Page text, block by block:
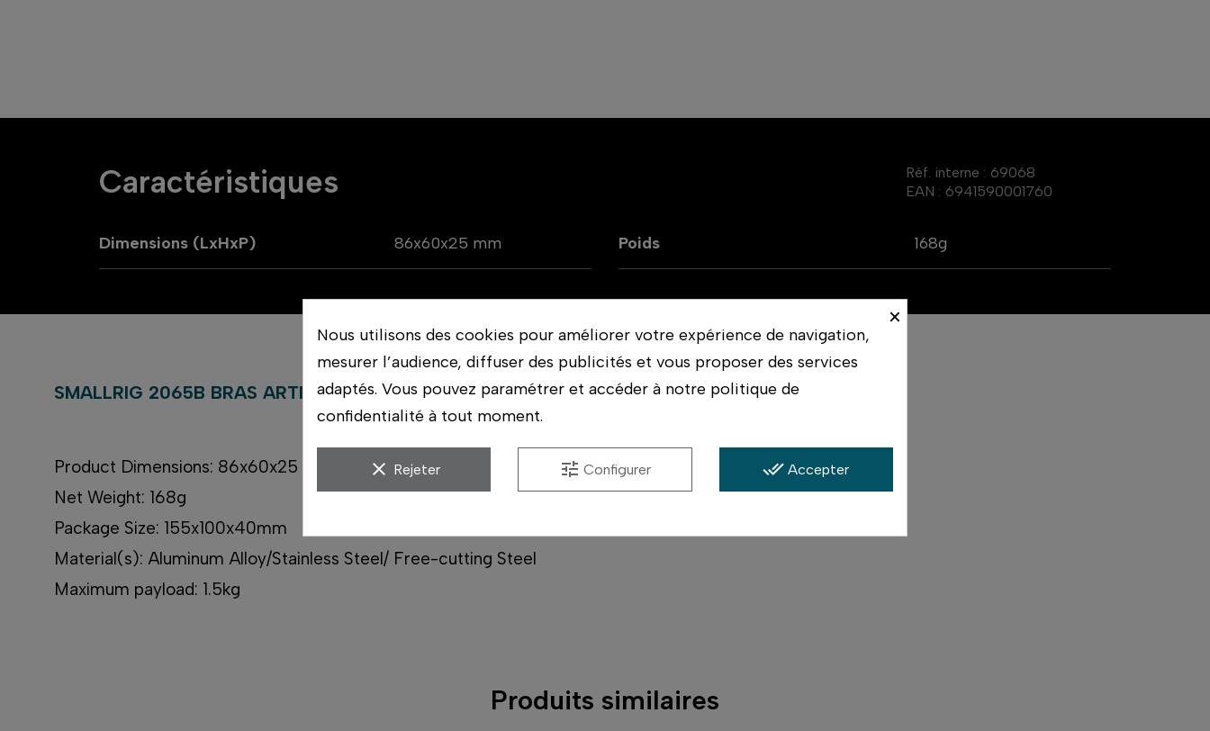
Caractéristiques Réf. interne : 69068
EAN : 6941590001760
Dimensions (LxHxP) 86x60x25 mm Poids 168g
SMALLRIG 2065B BRAS ARTICULES
Product Dimensions: 86x60x25 mm
Net Weight: 168g
Package Size: 155x100x40mm
Material(s): Aluminum Alloy/Stainless Steel/ Free-cutting Steel
Maximum payload: 1.5kg
Produits similaires
×
Nous utilisons des cookies pour améliorer votre expérience de navigation,
mesurer l’audience, diffuser des publicités et vous proposer des services
adaptés. Vous pouvez paramétrer et accéder à notre politique de
confidentialité à tout moment.
clear Rejeter tune Configurer done_all Accepter